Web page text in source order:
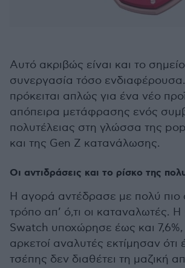
Αυτό ακριβώς είναι και το
συνεργασία τόσο
πρόκειται απλώς για ένα νέο
απόπειρα μετάφρασης ενός
πολυτέλειας στη γλώσσα της
και της Gen Z κατανάλωσης.
Οι αντιδράσεις και το ρίσκο της
Η αγορά αντέδρασε με πολύ πιο
τρόπο απ’ ό,τι οι καταναλωτές. Η
Swatch υποχώρησε έως και
αρκετοί αναλυτές εκτίμησαν ότι
τσέπης δεν διαθέτει τη μαζική